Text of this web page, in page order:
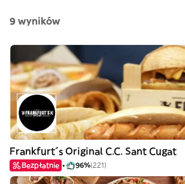
9 wyników
Frankfurt´s Original C.C. Sant Cugat
Bezpłatnie 96%(221)